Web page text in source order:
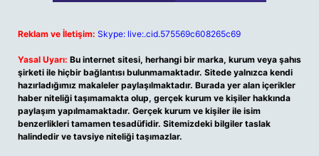
Reklam ve İletişim: Skype: live:.cid.575569c608265c69
Yasal Uyarı: Bu internet sitesi, herhangi bir marka, kurum veya şahıs
şirketi ile hiçbir bağlantısı bulunmamaktadır. Sitede yalnızca kendi
hazırladığımız makaleler paylaşılmaktadır. Burada yer alan içerikler
haber niteliği taşımamakta olup, gerçek kurum ve kişiler hakkında
paylaşım yapılmamaktadır. Gerçek kurum ve kişiler ile isim
benzerlikleri tamamen tesadüfidir. Sitemizdeki bilgiler taslak
halindedir ve tavsiye niteliği taşımazlar.